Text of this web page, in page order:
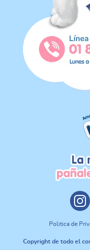
Politica de
Copyright de todo el